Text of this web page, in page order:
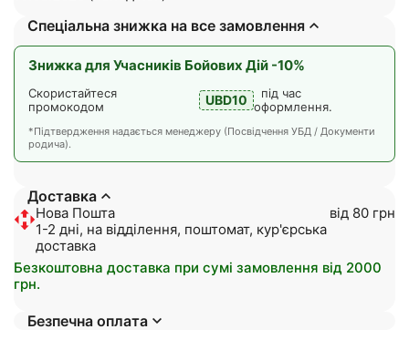
Спеціальна знижка на все замовлення
Знижка для Учасників Бойових Дій -10%
Скористайтеся
промокодом
UBD10
під час
оформлення.
*Підтвердження надається менеджеру (Посвідчення УБД / Документи
родича).
Доставка
Нова Пошта
1-2 дні, на відділення, поштомат, кур'єрська
доставка
від 80 грн
Безкоштовна доставка при сумі замовлення від 2000
грн.
Безпечна оплата